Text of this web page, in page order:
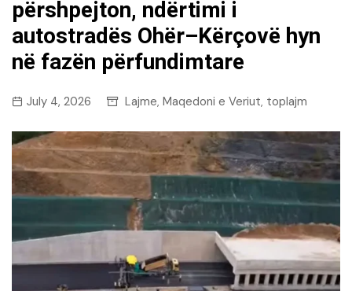
përshpejton, ndërtimi i
autostradës Ohër–Kërçovë hyn
në fazën përfundimtare
July 4, 2026 Lajme, Maqedoni e Veriut, toplajm